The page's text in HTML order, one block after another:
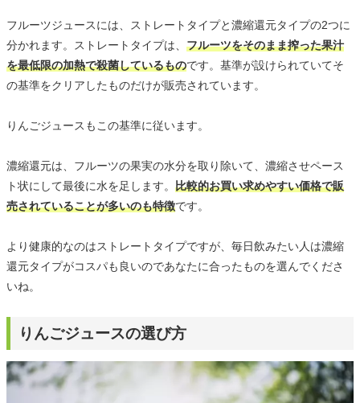
フルーツジュースには、ストレートタイプと濃縮還元タイプの2つに
分かれます。ストレートタイプは、 フルーツをそのまま搾った果汁
を最低限の加熱で殺菌しているものです。基準が設けられていてそ
の基準をクリアしたものだけが販売されています。
りんごジュースもこの基準に従います。
濃縮還元は、フルーツの果実の水分を取り除いて、濃縮させペース
ト状にして最後に水を足します。 比較的お買い求めやすい価格で販
売されていることが多いのも特徴です。
より健康的なのはストレートタイプですが、毎日飲みたい人は濃縮
還元タイプがコスパも良いのであなたに合ったものを選んでくださ
いね。
りんごジュースの選び方